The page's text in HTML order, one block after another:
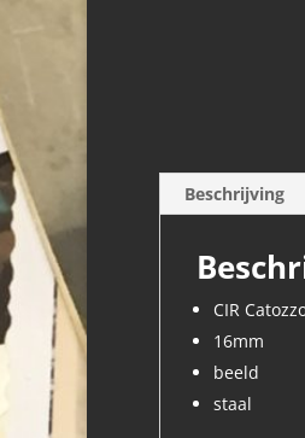
Beschrijving
CIR
16mm
beeld
staal